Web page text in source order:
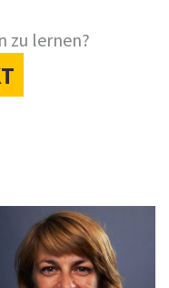
zu lernen?